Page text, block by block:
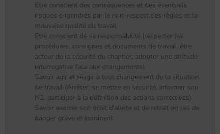
Etre conscient des conséquences et des éventuels
risques engendrés par le non-respect des règles et la
mauvaise qualité du travail
Etre conscient de sa responsabilité (respecter les
procédures, consignes et documents de travail, être
acteur de la sécurité du chantier, adopter une attitude
interrogative face aux changements)
Savoir agir et réagir à tout changement de la situation
de travail (Arrêter, se mettre en sécurité, informer son
N2, participer à la définition des actions correctives)
Savoir exercer son droit d'alerte et de retrait en cas de
danger grave et imminent